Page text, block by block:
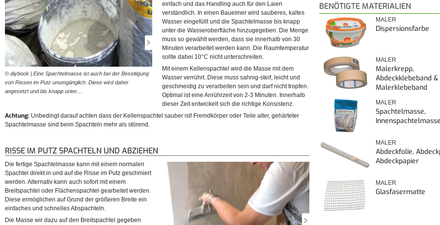
© diybook | Eine Spachtelmasse ist auch bei der Beseitigung
von Rissen im Putz unumgänglich. Diese wird daher
angesetzt und bis knapp unter…
© diybook | Die Spachtelmasse wird mit einem Kellenspachtel
zwei bis drei Minuten verrührt, bis diese sahnig-steif ist.
Verwenden Sie…
einfach und das Handling auch für den Laien
verständlich. In einen Baueimer wird sauberes, kaltes
Wasser eingefüllt und die Spachtelmasse bis knapp
unter die Wasseroberfläche hinzugegeben. Die Menge
muss so gewählt werden, dass sie innerhalb von 30
Minuten verarbeitet werden kann. Die Raumtemperatur
sollte dabei 10°C nicht unterschreiten.
Mit einem Kellenspachtel wird die Masse mit dem
Wasser verrührt. Diese muss sahnig-steif, leicht und
geschmeidig zu verarbeiten sein und darf nicht tropfen.
Optimal ist eine Anrührzeit von 2-3 Minuten. Innerhalb
dieser Zeit entwickelt sich die richtige Konsistenz.
Achtung: Unbedingt darauf achten dass der Kellenspachtel sauber ist! Fremdkörper oder Teile alter, gehärteter
Spachtelmasse sind beim Spachteln mehr als störend.
RISSE IM PUTZ SPACHTELN UND ABZIEHEN
Die fertige Spachtelmasse kann mit einem normalen
Spachtel direkt in und auf die Risse im Putz geschmiert
werden. Alternativ kann auch sofort mit einem
Breitspachtel oder Flächenspachtel gearbeitet werden.
Diese ermöglichen auf Grund der größeren Breite ein
einfaches und schnelles Abspachteln.
Die Masse wir dazu auf den Breitspachtel gegeben
BENÖTIGTE MATERIALIEN
MALER
Dispersionsfarbe
MALER
Malerkrepp,
Abdeckklebeband &
Malerklebeband
MALER
Spachtelmasse,
Innenspachtelmasse
MALER
Abdeckfolie,
Abdeckpapier
MALER
Glasfasermatte